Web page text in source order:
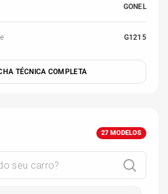
GONEL
G1215
TÉCNICA COMPLETA
27 MODELOS